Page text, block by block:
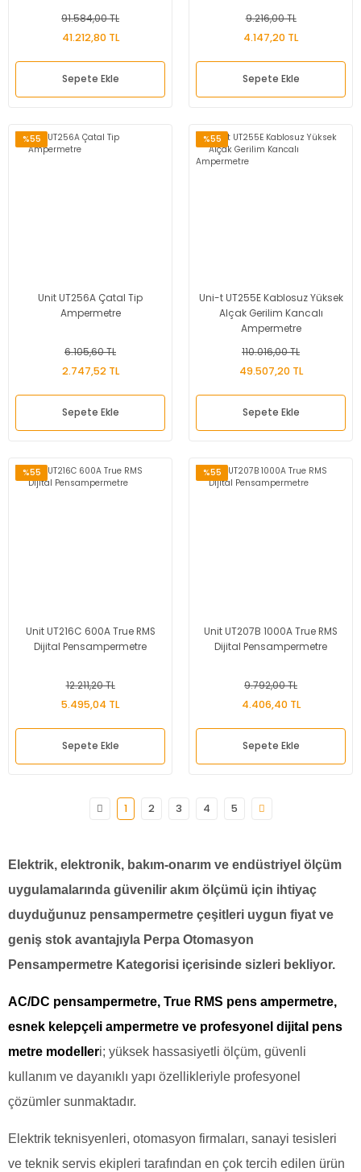
91.584,00 TL
41.212,80 TL
Sepete Ekle
9.216,00 TL
4.147,20 TL
Sepete Ekle
%55
Unit UT256A Çatal Tip
Ampermetre
6.105,60 TL
2.747,52 TL
Sepete Ekle
%55
Uni-t UT255E Kablosuz Yüksek
Alçak Gerilim Kancalı
Ampermetre
110.016,00 TL
49.507,20 TL
Sepete Ekle
%55
Unit UT216C 600A True RMS
Dijital Pensampermetre
12.211,20 TL
5.495,04 TL
Sepete Ekle
%55
Unit UT207B 1000A True RMS
Dijital Pensampermetre
9.792,00 TL
4.406,40 TL
Sepete Ekle
1 2 3 4 5
Elektrik, elektronik, bakım-onarım ve endüstriyel ölçüm
uygulamalarında güvenilir akım ölçümü için ihtiyaç
duyduğunuz pensampermetre çeşitleri uygun fiyat ve
geniş stok avantajıyla Perpa Otomasyon
Pensampermetre Kategorisi içerisinde sizleri bekliyor.
AC/DC pensampermetre, True RMS pens ampermetre,
esnek kelepçeli ampermetre ve profesyonel dijital pens
metre modelleri; yüksek hassasiyetli ölçüm, güvenli
kullanım ve dayanıklı yapı özellikleriyle profesyonel
çözümler sunmaktadır.
Elektrik teknisyenleri, otomasyon firmaları, sanayi tesisleri
ve teknik servis ekipleri tarafından en çok tercih edilen ürün